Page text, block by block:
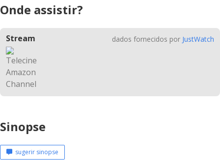
Onde assistir?
Stream dados fornecidos por JustWatch
Sinopse
sugerir sinopse